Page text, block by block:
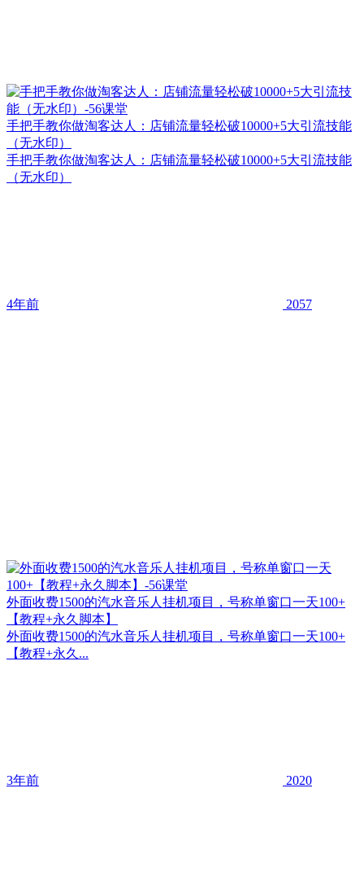
手把手教你做淘客达人：店铺流量轻松破10000+5大引流技能
（无水印）
手把手教你做淘客达人：店铺流量轻松破10000+5大引流技能
（无水印）
4年前 2057
外面收费1500的汽水音乐人挂机项目，号称单窗口一天100+
【教程+永久脚本】
外面收费1500的汽水音乐人挂机项目，号称单窗口一天100+
【教程+永久...
3年前 2020